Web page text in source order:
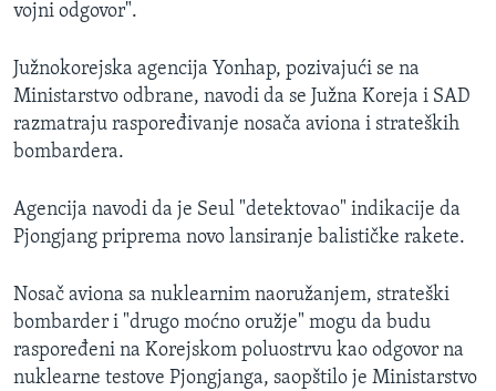
vojni odgovor".
Južnokorejska agencija Yonhap, pozivajući se na
Ministarstvo odbrane, navodi da se Južna Koreja i SAD
razmatraju raspoređivanje nosača aviona i strateških
bombardera.
Agencija navodi da je Seul "detektovao" indikacije da
Pjongjang priprema novo lansiranje balističke rakete.
Nosač aviona sa nuklearnim naoružanjem, strateški
bombarder i "drugo moćno oružje" mogu da budu
raspoređeni na Korejskom poluostrvu kao odgovor na
nuklearne testove Pjongjanga, saopštilo je Ministarstvo